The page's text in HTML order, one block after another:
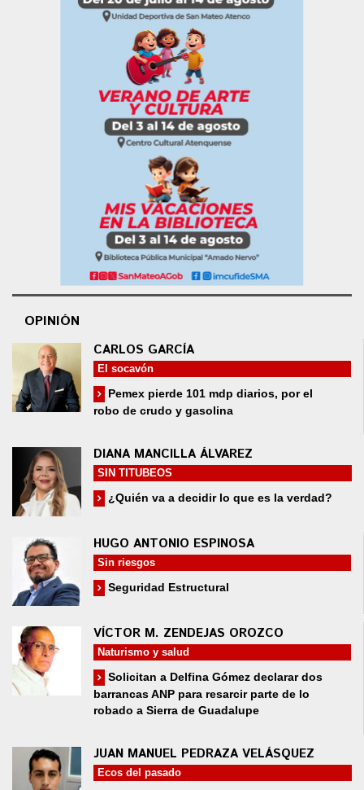
OPINIÓN
CARLOS GARCÍA
El socavón
Pemex pierde 101 mdp diarios, por el
robo de crudo y gasolina
DIANA MANCILLA ÁLVAREZ
SIN TITUBEOS
¿Quién va a decidir lo que es la verdad?
HUGO ANTONIO ESPINOSA
Sin riesgos
Seguridad Estructural
VÍCTOR M. ZENDEJAS OROZCO
Naturismo y salud
Solicitan a Delfina Gómez declarar dos
barrancas ANP para resarcir parte de lo
robado a Sierra de Guadalupe
JUAN MANUEL PEDRAZA VELÁSQUEZ
Ecos del pasado